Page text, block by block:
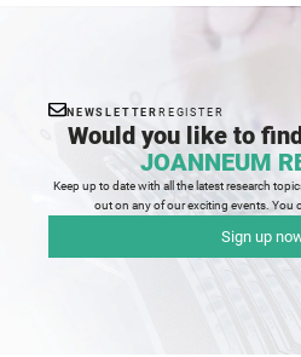
NEWSLETTER REGISTER
Would you like to
JOANNEUM
Keep up to date with all the latest research
out on any of our exciting events. You
Sign up